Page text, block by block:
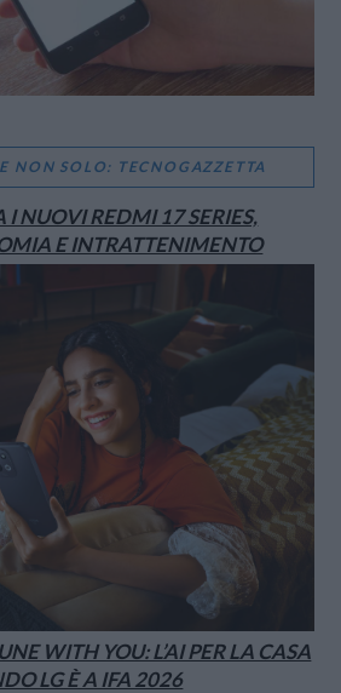
NON SOLO: TECNOGAZZETTA
I NUOVI REDMI 17 SERIES,
E INTRATTENIMENTO
WITH YOU: L’AI PER LA CASA
LG È A IFA 2026